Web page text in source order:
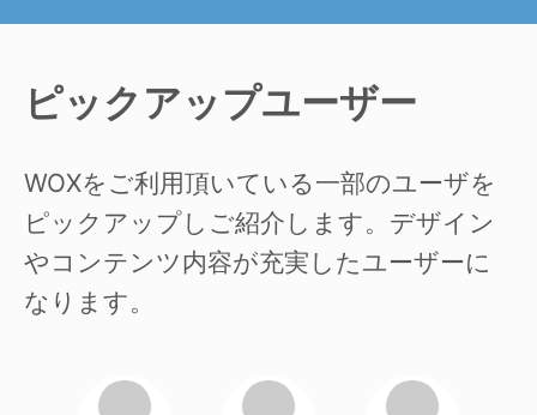
ピックアップユーザー
WOXをご利用頂いている一部のユーザを
ピックアップしご紹介します。デザイン
やコンテンツ内容が充実したユーザーに
なります。